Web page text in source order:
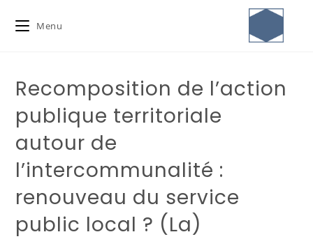
Menu
Recomposition de l’action
publique territoriale
autour de
l’intercommunalité :
renouveau du service
public local ? (La)